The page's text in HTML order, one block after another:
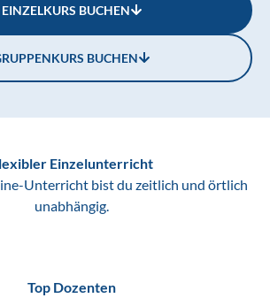
EINZELKURS BUCHEN
BUCHEN
Einzelunterricht
Unterricht bist du zeitlich und örtlich
unabhängig.
Top Dozenten